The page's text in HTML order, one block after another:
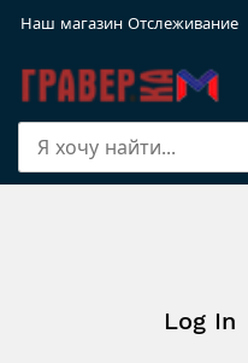
Наш магазин Отслеживание
Log In